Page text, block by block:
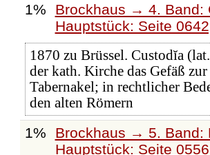
1%
Brockhaus → 4. Band:
Hauptstück: Seite
1870 zu Brüssel. Custodĭa
der kath. Kirche das Gefäß
Tabernakel; in rechtlicher
den alten Römern
1%
Brockhaus → 5. Band:
Hauptstück: Seite